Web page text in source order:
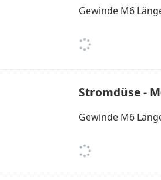
Gewinde M6
Stromdüse -
Gewinde M6